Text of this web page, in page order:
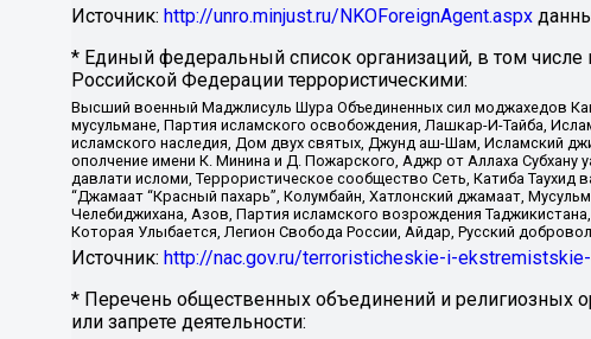
Источник: http://unro.minjust.ru/NKOForeignAgent.aspx
* Единый федеральный список организаций, в том
Российской Федерации террористическими:
Высший военный Маджлисуль Шура Объединенных сил моджахедов
мусульмане, Партия исламского освобождения, Лашкар-И-Тайба,
исламского наследия, Дом двух святых, Джунд аш-Шам, Исламский
ополчение имени К. Минина и Д. Пожарского, Аджр от Аллаха
давлати исломи, Террористическое сообщество Сеть, Катиба
“Джамаат “Красный пахарь”, Колумбайн, Хатлонский джамаат,
Челебиджихана, Азов, Партия исламского возрождения
Которая Улыбается, Легион Свобода России, Айдар, Русский
Источник: http://nac.gov.ru/terroristicheskie-i-
* Перечень общественных объединений и религиозных
или запрете деятельности: